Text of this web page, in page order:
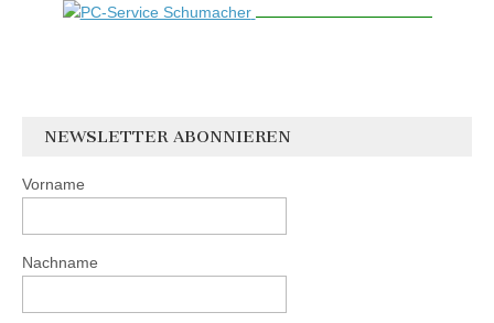
NEWSLETTER ABONNIEREN
Vorname
Nachname